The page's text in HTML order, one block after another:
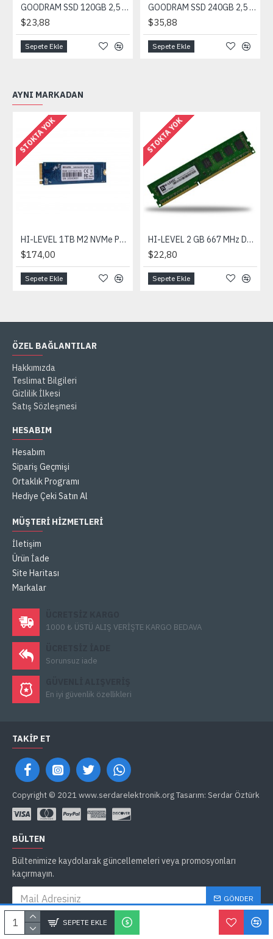
SEPETE EKLE
GOODRAM SSD 120GB 2,5 SATA 6GB 500/360Mb/s
$23,88
Sepete Ekle
GOODRAM SSD 240GB 2,5 SATA 6GB 500/360Mb/s
$35,88
Sepete Ekle
AYNI MARKADAN
STOKTA YOK
HI-LEVEL 1TB M2 NVMe PCI-E G4X4 SSD 3600-3400MBs
$174,00
Sepete Ekle
STOKTA YOK
HI-LEVEL 2 GB 667 MHz DDR2 Ram KUTULU
$22,80
Sepete Ekle
ÖZEL BAĞLANTILAR
Hakkımızda
Teslimat Bilgileri
Gizlilik İlkesi
Satış Sözleşmesi
HESABIM
Hesabım
Sipariş Geçmişi
Ortaklık Programı
Hediye Çeki Satın Al
MÜŞTERI HIZMETLERI
İletişim
Ürün İade
Site Haritası
Markalar
1000 ₺ ÜSTÜ ALIŞ VERİŞTE KARGO BEDAVA
Sorunsuz iade
En iyi güvenlik özellikleri
TAKIP ET
Copyright © 2021 www.serdarelektronik.org Tasarım: Serdar Öztürk
BÜLTEN
Bültenimize kaydolarak güncellemeleri veya promosyonları
kaçırmayın.
GÖNDER
Gizlilik İlkeleri 'ni okudum ve kabul ediyorum.